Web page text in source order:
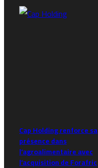
Cap Holding renforce sa
présence dans
l’agroalimentaire avec
l’acquisition de Forafric